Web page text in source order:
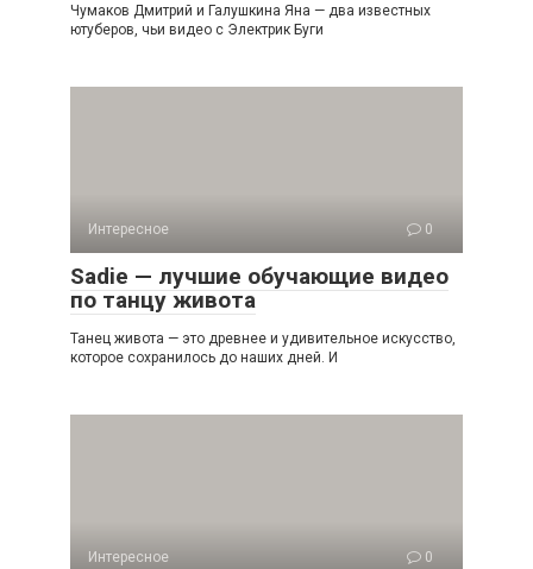
Чумаков Дмитрий и Галушкина Яна — два известных
ютуберов, чьи видео с Электрик Буги
Интересное 0
Sadie — лучшие обучающие видео
по танцу живота
Танец живота — это древнее и удивительное искусство,
которое сохранилось до наших дней. И
Интересное 0